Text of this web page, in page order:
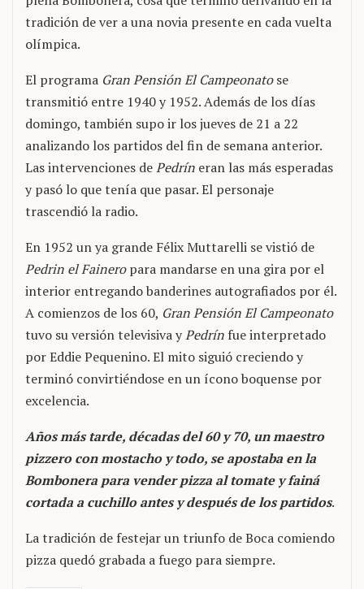
tradición de ver a una novia presente en cada vuelta
olímpica.
El programa Gran Pensión El Campeonatose
transmitió entre 1940 y 1952. Además de los días
domingo, también supo ir los jueves de 21 a 22
analizando los partidos del fin de semana anterior.
Las intervenciones dePedrín eran las más esperadas
y pasó lo que tenía que pasar. El personaje
trascendió la radio.
En 1952 un ya grande Félix Muttarelli se vistió de
Pedrin el Faineropara mandarse en una gira por el
interior entregando banderines autografiados por él.
A comienzos de los 60, Gran Pensión El Campeonato
tuvo su versión televisiva yPedrín fue interpretado
por Eddie Pequenino. El mito siguió creciendo y
terminó convirtiéndose en un ícono boquense por
excelencia.
Años más tarde, décadas del 60 y 70, un maestro
pizzero con mostacho y todo, se apostaba en la
Bombonera para vender pizza al tomate y fainá
cortada a cuchillo antes y después de los partidos.
La tradición de festejar un triunfo de Boca comiendo
pizza quedó grabada a fuego para siempre.